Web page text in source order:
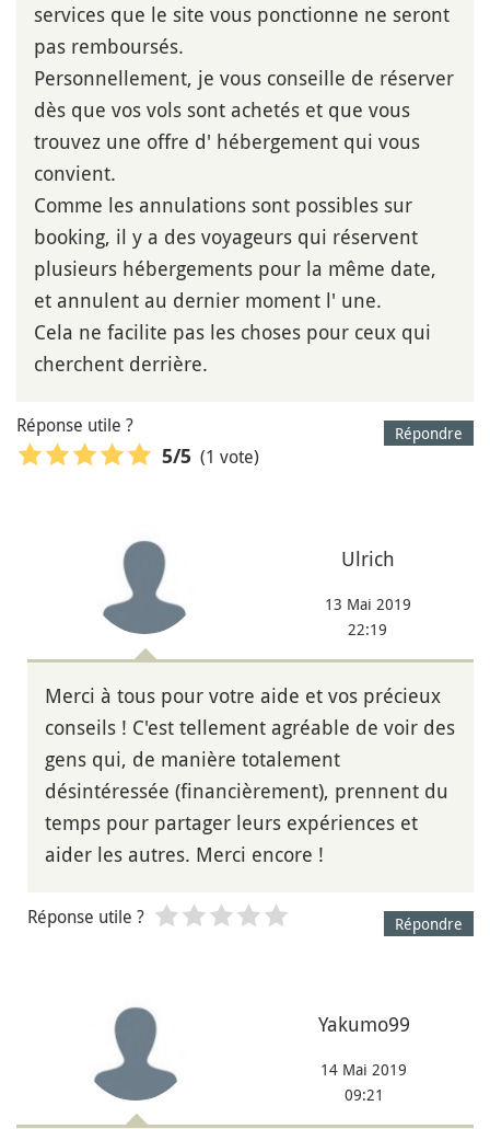
services que le site vous ponctionne ne seront
pas remboursés.
Personnellement, je vous conseille de réserver
dès que vos vols sont achetés et que vous
trouvez une offre d' hébergement qui vous
convient.
Comme les annulations sont possibles sur
booking, il y a des voyageurs qui réservent
plusieurs hébergements pour la même date,
et annulent au dernier moment l' une.
Cela ne facilite pas les choses pour ceux qui
cherchent derrière.
Répondre
Réponse utile ?
5/5 (1 vote)
Ulrich
13 Mai 2019
22:19
Merci à tous pour votre aide et vos précieux
conseils ! C'est tellement agréable de voir des
gens qui, de manière totalement
désintéressée (financièrement), prennent du
temps pour partager leurs expériences et
aider les autres. Merci encore !
Répondre
Réponse utile ?
Yakumo99
14 Mai 2019
09:21